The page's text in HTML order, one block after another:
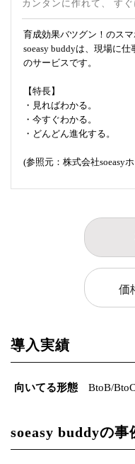
カンタンに作れて、 す
育成効果バツグン！のスマ
soeasy buddyは、現場に
のサービスです。
【特長】
・見ればわかる。
・今すぐわかる。
・どんどん進化する。
(参照元：株式会社soeasy
価
導入実績
向いてる形態 BtoB/
soeasy buddyの事